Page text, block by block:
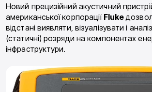
Новий прецизійний акустичний пристрій
американської корпораціїFluke
відстані виявляти, візуалізувати і
(статичні) розряди на компонентах
інфраструктури.